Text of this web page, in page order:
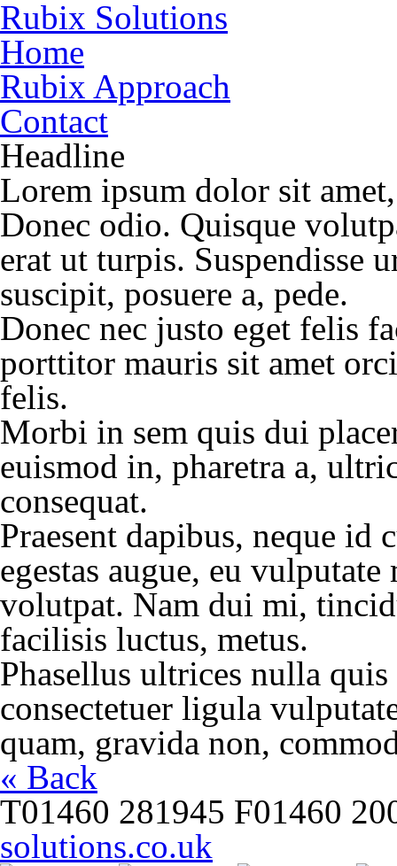
Rubix Solutions
Home
Rubix Approach
Contact
Headline
Lorem ipsum dolor sit
Donec odio. Quisque
erat ut turpis. Suspendisse
suscipit, posuere a, pede.
Donec nec justo eget felis
porttitor mauris sit amet
felis.
Morbi in sem quis dui
euismod in, pharetra a,
consequat.
Praesent dapibus, neque id
egestas augue, eu
volutpat. Nam dui mi,
facilisis luctus, metus.
Phasellus ultrices nulla
consectetuer ligula
quam, gravida non,
« Back
T01460 281945 F01460
solutions.co.uk